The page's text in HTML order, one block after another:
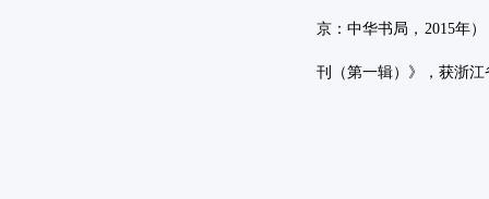
京：中华书局， 2015年）
刊（第一辑）》，获浙